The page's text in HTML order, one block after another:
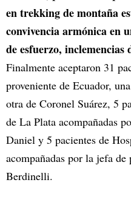
en trekking de montaña
convivencia armónica en
de esfuerzo,
Finalmente aceptaron 31
proveniente de Ecuador,
otra de Coronel Suárez, 5
de La Plata acompañadas
Daniel y 5 pacientes de
acompañadas por la jefa
Berdinelli.